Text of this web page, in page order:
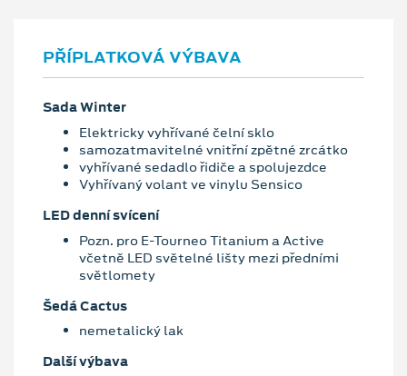
PŘÍPLATKOVÁ VÝBAVA
Sada Winter
Elektricky vyhřívané čelní sklo
samozatmavitelné vnitřní zpětné zrcátko
vyhřívané sedadlo řidiče a spolujezdce
Vyhřívaný volant ve vinylu Sensico
LED denní svícení
Pozn. pro E-Tourneo Titanium a Active
včetně LED světelné lišty mezi předními
světlomety
Šedá Cactus
nemetalický lak
Další výbava